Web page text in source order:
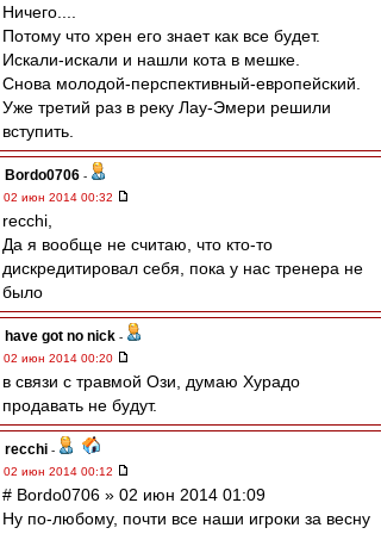
Ничего....
Потому что хрен его знает как все будет.
Искали-искали и нашли кота в мешке.
Снова молодой-перспективный-европейский.
Уже третий раз в реку Лау-Эмери решили
вступить.
Bordo0706 -
02 июн 2014 00:32
recchi,
Да я вообще не считаю, что кто-то
дискредитировал себя, пока у нас тренера не
было
have got no nick -
02 июн 2014 00:20
в связи с травмой Ози, думаю Хурадо
продавать не будут.
recchi -
02 июн 2014 00:12
# Bordo0706 » 02 июн 2014 01:09
Ну по-любому, почти все наши игроки за весну